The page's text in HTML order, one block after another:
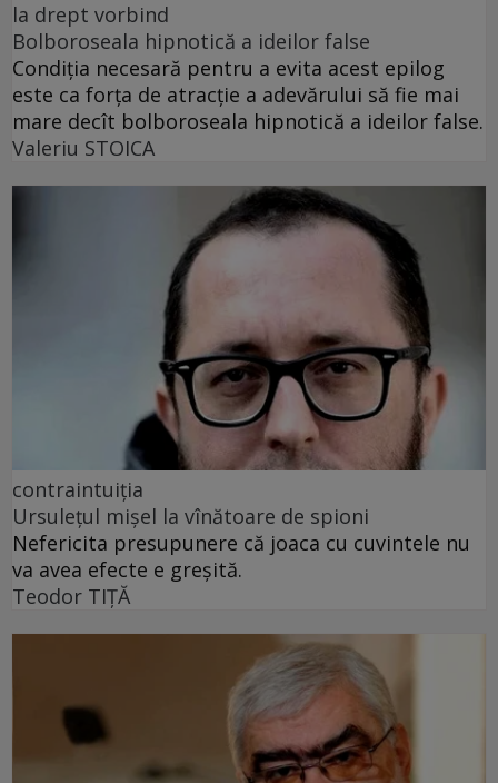
la drept vorbind
Bolboroseala hipnotică a ideilor false
Condiția necesară pentru a evita acest epilog
este ca forța de atracție a adevărului să fie mai
mare decît bolboroseala hipnotică a ideilor false.
Valeriu STOICA
contraintuiția
Ursulețul mișel la vînătoare de spioni
Nefericita presupunere că joaca cu cuvintele nu
va avea efecte e greșită.
Teodor TIŢĂ